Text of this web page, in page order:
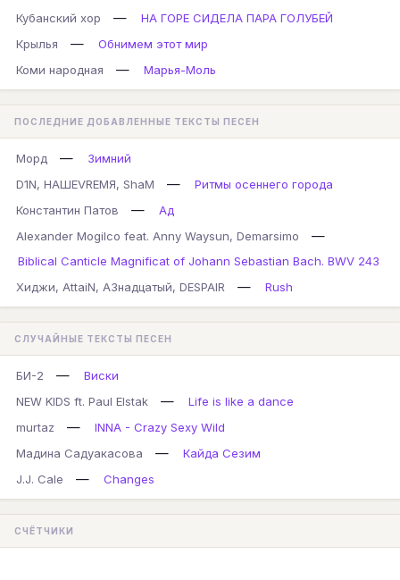
Кубанский хор
—
НА ГОРЕ СИДЕЛА ПАРА ГОЛУБЕЙ
Крылья
—
Обнимем этот мир
Коми народная
— Марья-Моль
ПОСЛЕДНИЕ ДОБАВЛЕННЫЕ ТЕКСТЫ ПЕСЕН
Морд —
Зимний
D1N, НАШЕVREMЯ, ShaM
—
Ритмы осеннего города
Константин Патов
—
Ад
Alexander Mogilco feat. Anny Waysun, Demarsimo
—
Biblical Canticle Magnificat of Johann Sebastian Bach. BWV 243
Хиджи, AttaiN, А3надцатый, DESPAIR
— Rush
СЛУЧАЙНЫЕ ТЕКСТЫ ПЕСЕН
БИ-2 —
Виски
NEW KIDS ft. Paul Elstak
—
Life is like a dance
murtaz
—
INNA - Crazy Sexy Wild
Мадина Садуакасова
—
Кайда Сезим
J.J. Cale
— Changes
СЧЁТЧИКИ